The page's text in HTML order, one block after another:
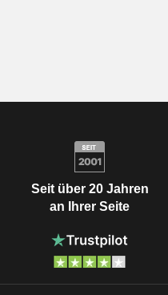
Seit über 20 Jahren
an Ihrer Seite